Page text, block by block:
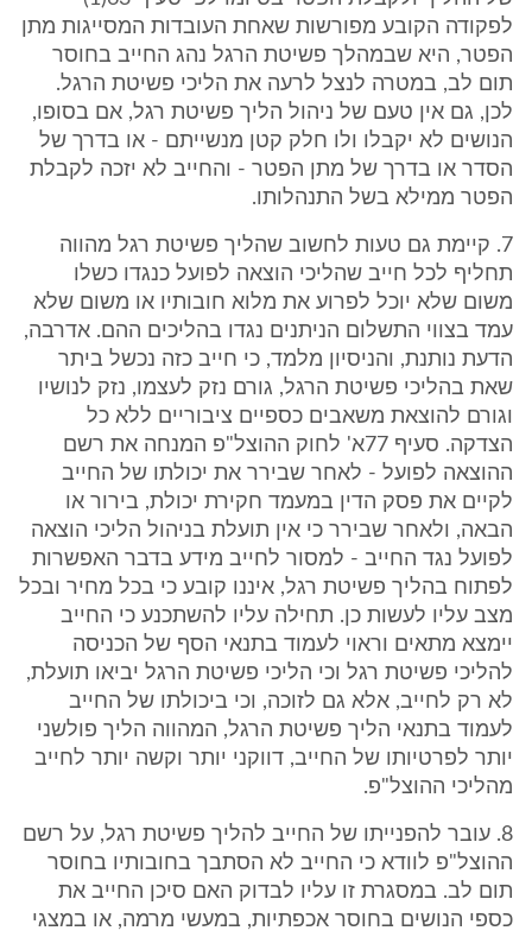
לפקודה הקובע מפורשות שאחת העובדות המסייגות מתן
הפטר, היא שבמהלך פשיטת הרגל נהג החייב בחוסר
תום לב, במטרה לנצל לרעה את הליכי פשיטת הרגל.
לכן, גם אין טעם של ניהול הליך פשיטת רגל, אם בסופו,
הנושים לא יקבלו ולו חלק קטן מנשייתם - או בדרך של
הסדר או בדרך של מתן הפטר - והחייב לא יזכה לקבלת
הפטר ממילא בשל התנהלותו.
7. קיימת גם טעות לחשוב שהליך פשיטת רגל מהווה
תחליף לכל חייב שהליכי הוצאה לפועל כנגדו כשלו
משום שלא יוכל לפרוע את מלוא חובותיו או משום שלא
עמד בצווי התשלום הניתנים נגדו בהליכים ההם. אדרבה,
הדעת נותנת, והניסיון מלמד, כי חייב כזה נכשל ביתר
שאת בהליכי פשיטת הרגל, גורם נזק לעצמו, נזק לנושיו
וגורם להוצאת משאבים כספיים ציבוריים ללא כל
הצדקה. סעיף 77א' לחוק ההוצל"פ המנחה את רשם
ההוצאה לפועל - לאחר שבירר את יכולתו של החייב
לקיים את פסק הדין במעמד חקירת יכולת, בירור או
הבאה, ולאחר שבירר כי אין תועלת בניהול הליכי הוצאה
לפועל נגד החייב - למסור לחייב מידע בדבר האפשרות
לפתוח בהליך פשיטת רגל, איננו קובע כי בכל מחיר ובכל
מצב עליו לעשות כן. תחילה עליו להשתכנע כי החייב
יימצא מתאים וראוי לעמוד בתנאי הסף של הכניסה
להליכי פשיטת רגל וכי הליכי פשיטת הרגל יביאו תועלת,
לא רק לחייב, אלא גם לזוכה, וכי ביכולתו של החייב
לעמוד בתנאי הליך פשיטת הרגל, המהווה הליך פולשני
יותר לפרטיותו של החייב, דווקני יותר וקשה יותר לחייב
מהליכי ההוצל"פ.
8. עובר להפנייתו של החייב להליך פשיטת רגל, על רשם
ההוצל"פ לוודא כי החייב לא הסתבך בחובותיו בחוסר
תום לב. במסגרת זו עליו לבדוק האם סיכן החייב את
כספי הנושים בחוסר אכפתיות, במעשי מרמה, או במצגי